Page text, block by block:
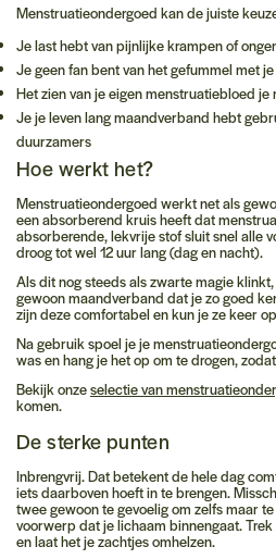
Menstruatieondergoed kan de juiste
Je last hebt van pijnlijke krampen of
Je geen fan bent van het gefummel met
Het zien van je eigen menstruatiebloed
Je je leven lang maandverband hebt
duurzamers
Hoe werkt het?
Menstruatieondergoed werkt net als
een absorberend kruis heeft dat
absorberende, lekvrije stof sluit snel alle
droog tot wel 12 uur lang (dag en nacht).
Als dit nog steeds als zwarte magie
gewoon maandverband dat je zo goed
zijn deze comfortabel en kun je ze keer
Na gebruik spoel je je
was en hang je het op om te drogen,
Bekijk onzeselectie van
komen.
De sterke punten
Inbrengvrij.Dat betekent de hele dag
ietsdaarbovenhoeft in te brengen.
twee gewoon te gevoelig om zelfs maar
voorwerp dat je lichaam binnengaat.
en laat het je zachtjes omhelzen.